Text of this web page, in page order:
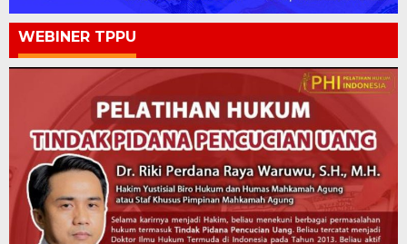
WEBINER TPPU